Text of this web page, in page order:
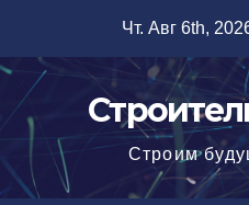
содержимому
Чт. Авг 6th,
Строим